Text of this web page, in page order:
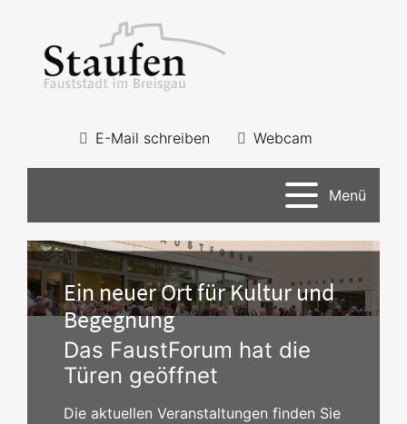
E-Mail schreiben Webcam
Menü
Ein neuer Ort für Kultur und
Begegnung
Das FaustForum hat die
Türen geöffnet
Die aktuellen Veranstaltungen finden Sie